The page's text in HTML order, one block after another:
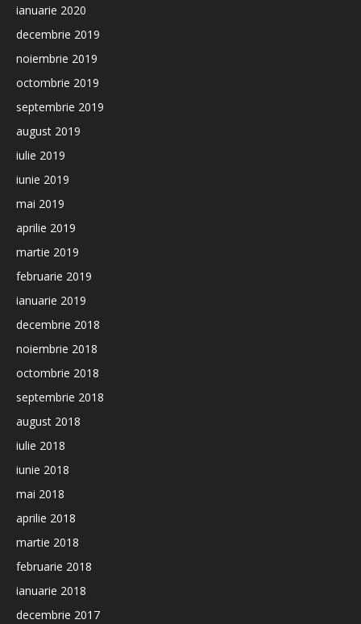
ianuarie 2020
decembrie 2019
noiembrie 2019
octombrie 2019
septembrie 2019
august 2019
iulie 2019
iunie 2019
mai 2019
aprilie 2019
martie 2019
februarie 2019
ianuarie 2019
decembrie 2018
noiembrie 2018
octombrie 2018
septembrie 2018
august 2018
iulie 2018
iunie 2018
mai 2018
aprilie 2018
martie 2018
februarie 2018
ianuarie 2018
decembrie 2017